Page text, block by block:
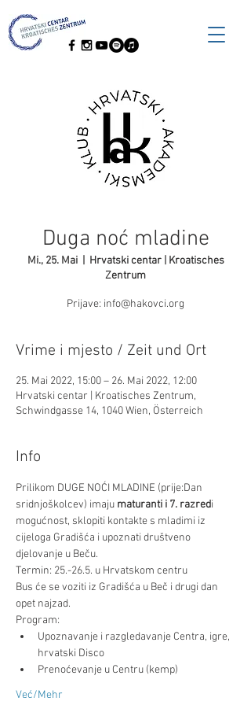
Duga noć mladine
Mi., 25. Mai
  |
Hrvatski centar | Kroatisches
Zentrum
Prijave: info@hakovci.org
Vrime i mjesto / Zeit und Ort
25. Mai 2022, 15:00 – 26. Mai 2022, 12:00
Hrvatski centar | Kroatisches Zentrum,
Schwindgasse 14, 1040 Wien, Österreich
Info
Prilikom DUGE NOĆI MLADINE (prije:Dan
sridnjoškolcev) imaju maturanti i 7. razredi
mogućnost, sklopiti kontakte s mladimi iz
cijeloga Gradišća i upoznati društveno
djelovanje u Beču.
Termin: 25.-26.5. u Hrvatskom centru
Bus će se voziti iz Gradišća u Beč i drugi dan
opet najzad.
Program:
Upoznavanje i razgledavanje Centra, igre,
hrvatski Disco
Prenoćevanje u Centru (kemp)
Već/Mehr